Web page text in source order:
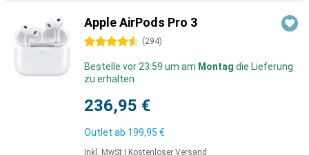
Apple AirPods Pro 3
4.5 Sterne (294)
Bestelle vor 23:59 um am Montag die Lieferung
zu erhalten
236,95 €
Outlet ab 199,95 €
Inkl. MwSt Kostenloser Versand